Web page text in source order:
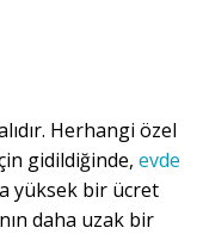
Herhangi özel
gidildiğinde, evde
yüksek bir ücret
daha uzak bir